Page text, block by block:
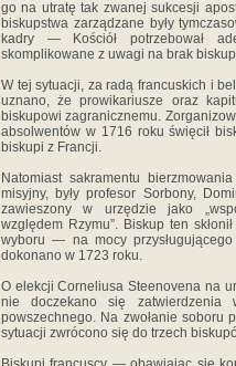
go na utratę tak zwanej sukcesji
biskupstwa zarządzane były
kadry — Kościół potrzebował
skomplikowane z uwagi na brak
W tej sytuacji, za radą francuskich i
uznano, że prowikariusze oraz
biskupowi zagranicznemu.
absolwentów w 1716 roku święcił
biskupi z Francji.
Natomiast sakramentu
misyjny, były profesor Sorbony,
zawieszony w urzędzie jako
względem Rzy­mu”. Biskup ten
wyboru — na mocy
dokonano w 1723 roku.
O elekcji Corneliusa Steenovena na
nie doczekano się zatwierdzenia
powszechnego. Na zwołanie soboru
sytuacji zwrócono się do trzech